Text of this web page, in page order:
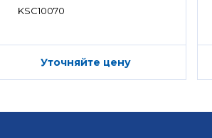
KSC10070
Уточняйте цену